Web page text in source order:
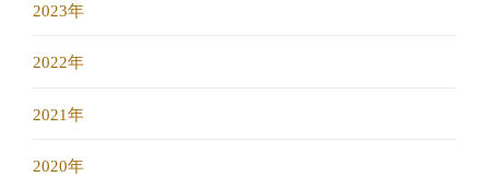
2023年
2022年
2021年
2020年